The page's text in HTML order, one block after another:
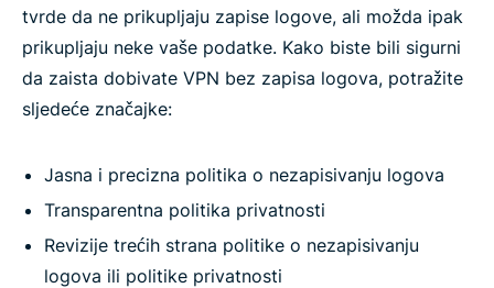
tvrde da ne prikupljaju zapise logove, ali možda ipak
prikupljaju neke vaše podatke. Kako biste bili sigurni
da zaista dobivate VPN bez zapisa logova, potražite
sljedeće značajke:
Jasna i precizna politika o nezapisivanju logova
Transparentna politika privatnosti
Revizije trećih strana politike o nezapisivanju
logova ili politike privatnosti